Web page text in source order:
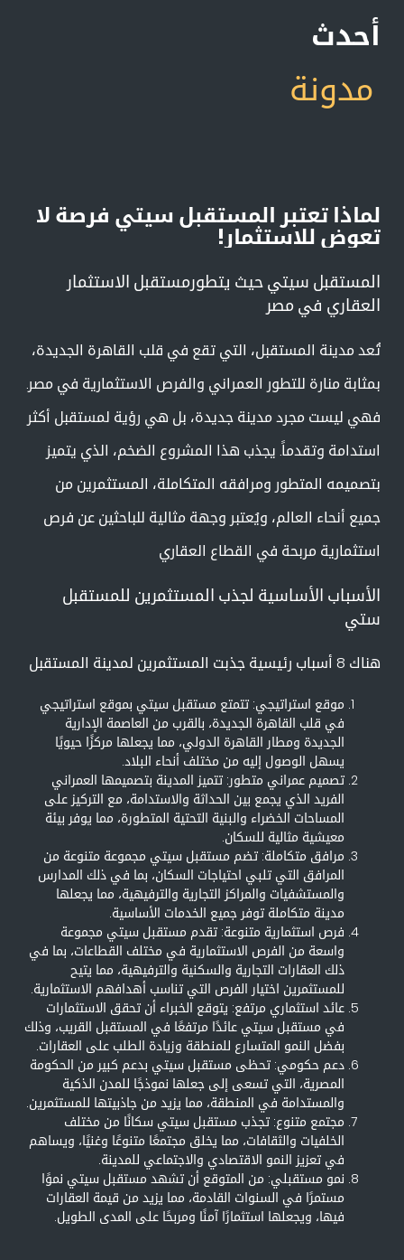
أحدث
مدونة
لماذا تعتبر المستقبل سيتي فرصة لا
تعوض للاستثمار!
المستقبل سيتي حيث يتطورمستقبل الاستثمار
العقاري في مصر
تُعد مدينة المستقبل، التي تقع في قلب القاهرة الجديدة،
بمثابة منارة للتطور العمراني والفرص الاستثمارية في مصر.
فهي ليست مجرد مدينة جديدة، بل هي رؤية لمستقبل أكثر
استدامة وتقدماً. يجذب هذا المشروع الضخم، الذي يتميز
بتصميمه المتطور ومرافقه المتكاملة، المستثمرين من
جميع أنحاء العالم، ويُعتبر وجهة مثالية للباحثين عن فرص
استثمارية مربحة في القطاع العقاري
الأسباب الأساسية لجذب المستثمرين للمستقبل
ستي
هناك 8 أسباب رئيسية جذبت المستثمرين لمدينة المستقبل
موقع استراتيجي: تتمتع مستقبل سيتي بموقع استراتيجي
في قلب القاهرة الجديدة، بالقرب من العاصمة الإدارية
الجديدة ومطار القاهرة الدولي، مما يجعلها مركزًا حيويًا
يسهل الوصول إليه من مختلف أنحاء البلاد.
تصميم عمراني متطور: تتميز المدينة بتصميمها العمراني
الفريد الذي يجمع بين الحداثة والاستدامة، مع التركيز على
المساحات الخضراء والبنية التحتية المتطورة، مما يوفر بيئة
معيشية مثالية للسكان.
مرافق متكاملة: تضم مستقبل سيتي مجموعة متنوعة من
المرافق التي تلبي احتياجات السكان، بما في ذلك المدارس
والمستشفيات والمراكز التجارية والترفيهية، مما يجعلها
مدينة متكاملة توفر جميع الخدمات الأساسية.
فرص استثمارية متنوعة: تقدم مستقبل سيتي مجموعة
واسعة من الفرص الاستثمارية في مختلف القطاعات، بما في
ذلك العقارات التجارية والسكنية والترفيهية، مما يتيح
للمستثمرين اختيار الفرص التي تناسب أهدافهم الاستثمارية.
عائد استثماري مرتفع: يتوقع الخبراء أن تحقق الاستثمارات
في مستقبل سيتي عائدًا مرتفعًا في المستقبل القريب، وذلك
بفضل النمو المتسارع للمنطقة وزيادة الطلب على العقارات.
دعم حكومي: تحظى مستقبل سيتي بدعم كبير من الحكومة
المصرية، التي تسعى إلى جعلها نموذجًا للمدن الذكية
والمستدامة في المنطقة، مما يزيد من جاذبيتها للمستثمرين.
مجتمع متنوع: تجذب مستقبل سيتي سكانًا من مختلف
الخلفيات والثقافات، مما يخلق مجتمعًا متنوعًا وغنيًا، ويساهم
في تعزيز النمو الاقتصادي والاجتماعي للمدينة.
نمو مستقبلي: من المتوقع أن تشهد مستقبل سيتي نموًا
مستمرًا في السنوات القادمة، مما يزيد من قيمة العقارات
فيها، ويجعلها استثمارًا آمنًا ومربحًا على المدى الطويل.